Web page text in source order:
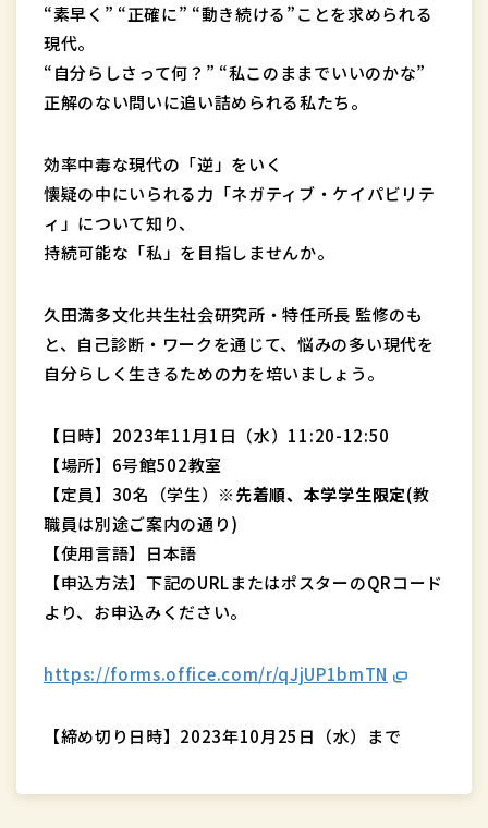
“素早く” “正確に” “動き続ける”ことを求められる
現代。
“自分らしさって何？” “私このままでいいのかな”
正解のない問いに追い詰められる私たち。
効率中毒な現代の「逆」をいく
懐疑の中にいられる力「ネガティブ・ケイパビリテ
ィ」について知り、
持続可能な「私」を目指しませんか。
久田満多文化共生社会研究所・特任所長 監修のも
と、自己診断・ワークを通じて、悩みの多い現代を
自分らしく生きるための力を培いましょう。
【日時】2023年11月1日（水）11:20-12:50
【場所】6号館502教室
【定員】30名（学生） ※先着順、本学学生限定(教
職員は別途ご案内の通り)
【使用言語】日本語
【申込方法】下記のURLまたはポスターのQRコード
より、お申込みください。
https://forms.office.com/r/qJjUP1bmTN
【締め切り日時】2023年10月25日（水）まで